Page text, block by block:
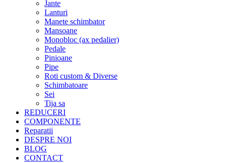
Jante
Lanturi
Manete schimbator
Mansoane
Monobloc (ax pedalier)
Pedale
Pinioane
Pipe
Roti custom & Diverse
Schimbatoare
Sei
Tija sa
REDUCERI
COMPONENTE
Reparatii
DESPRE NOI
BLOG
CONTACT